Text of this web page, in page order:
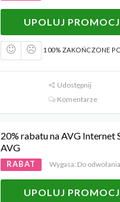
UPOLUJ
100% ZAKOŃCZONE
Udostępnij
Komentarze
20% rabatu na AVG Internet
AVG
RABAT Wygasa: Do odwołania
UPOLUJ